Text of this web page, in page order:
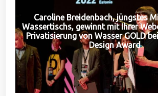
Caroline Breidenbach, jüngstes
Wassertischs, gewinnt mit Ihrer
Privatisierung von Wasser GOLD
Design Award